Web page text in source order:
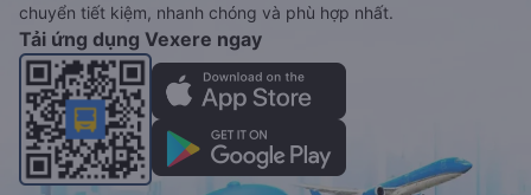
chuyển tiết kiệm, nhanh chóng và phù hợp nhất.
Tải ứng dụng Vexere ngay